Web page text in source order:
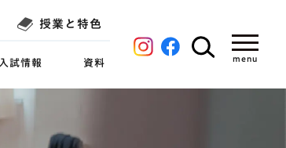
授業と特色
入試情報 資料